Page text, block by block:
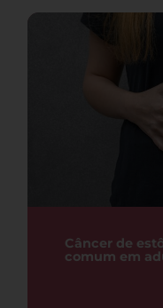
Câncer de
comum em